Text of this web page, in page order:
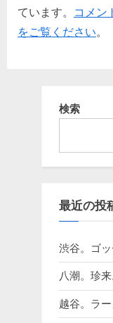
ています。 コメン
をご覧ください。
検索
最近の投
渋谷。ゴッ
八潮。珍来
越谷。ラ